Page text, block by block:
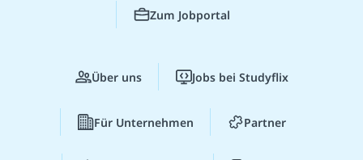
Zum Jobportal
Über uns Jobs bei Studyflix
Für Unternehmen Partner